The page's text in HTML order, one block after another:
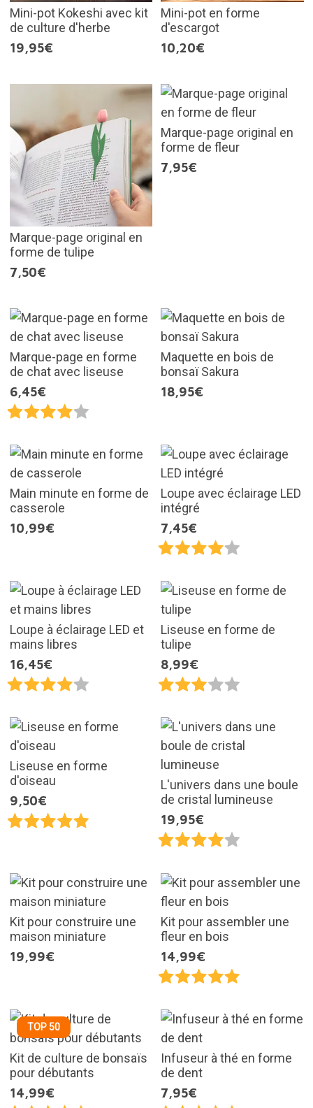
Mini-pot Kokeshi avec kit
de culture d'herbe
19,95€
Mini-pot en forme
d'escargot
10,20€
Marque-page original en
forme de tulipe
7,50€
Marque-page original en
forme de fleur
7,95€
Marque-page en forme
de chat avec liseuse
6,45€
Maquette en bois de
bonsaï Sakura
18,95€
Main minute en forme de
casserole
10,99€
Loupe avec éclairage LED
intégré
7,45€
Loupe à éclairage LED et
mains libres
16,45€
Liseuse en forme de
tulipe
8,99€
Liseuse en forme
d'oiseau
9,50€
L'univers dans une boule
de cristal lumineuse
19,95€
Kit pour construire une
maison miniature
19,99€
Kit pour assembler une
fleur en bois
14,99€
TOP 50
Kit de culture de bonsaïs
pour débutants
14,99€
Infuseur à thé en forme
de dent
7,95€